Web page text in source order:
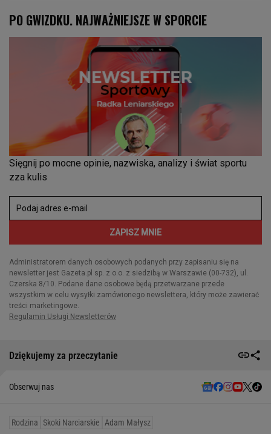
Dziękujemy za przeczytanie
Obserwuj nas
Rodzina Skoki Narciarskie Adam Małysz